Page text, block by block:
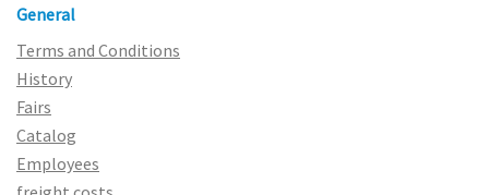
General
Terms and Conditions
History
Fairs
Catalog
Employees